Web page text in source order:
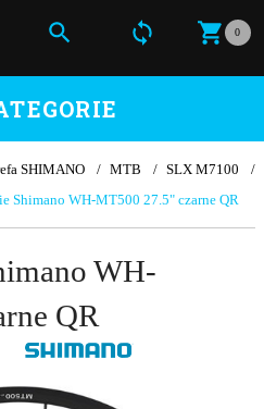
0
SHIMANO MTB
SLX M7100
Shimano WH-MT500 27.5" czarne QR
WH-
QR